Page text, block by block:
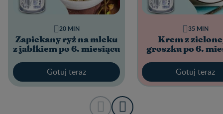
Zapiekany ryż na mleku
z jabłkiem po 6. miesiącu
20 MIN
Gotuj teraz
Krem z
groszku po 6.
35 MIN
Gotuj teraz